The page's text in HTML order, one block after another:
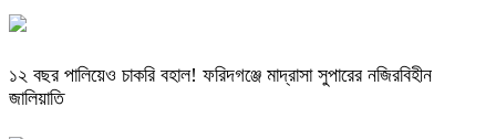
১২ বছর পালিয়েও চাকরি বহাল! ফরিদগঞ্জে মাদ্রাসা সুপারের নজিরবিহীন
জালিয়াতি